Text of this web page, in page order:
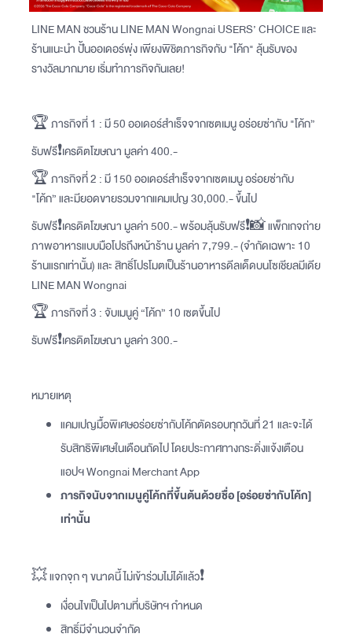
LINE MAN ชวนร้าน LINE MAN Wongnai USERS’ CHOICE และ
ร้านแนะนำ ปั้นออเดอร์พุ่ง เพียงพิชิตภารกิจกับ "โค้ก" ลุ้นรับของ
รางวัลมากมาย เริ่มทำภารกิจกันเลย!
🏆 ภารกิจที่ 1 : มี 50 ออเดอร์สำเร็จจากเซตเมนู อร่อยซ่ากับ "โค้ก”
รับฟรี❗️เครดิตโฆษณา มูลค่า 400.-
🏆 ภารกิจที่ 2 : มี 150 ออเดอร์สำเร็จจากเซตเมนู อร่อยซ่ากับ
"โค้ก” และมียอดขายรวมจากแคมเปญ 30,000.- ขึ้นไป
รับฟรี❗️เครดิตโฆษณา มูลค่า 500.- พร้อมลุ้นรับฟรี❗📸 แพ็กเกจถ่าย
ภาพอาหารแบบมือโปรถึงหน้าร้าน มูลค่า 7,799.- (จำกัดเฉพาะ 10
ร้านแรกเท่านั้น) และ สิทธิ์โปรโมตเป็นร้านอาหารดีลเด็ดบนโซเชียลมีเดีย
LINE MAN Wongnai
🏆 ภารกิจที่ 3 : จับเมนูคู่ “โค้ก” 10 เซตขึ้นไป
รับฟรี❗️เครดิตโฆษณา มูลค่า 300.-
‍หมายเหตุ
แคมเปญมื้อพิเศษอร่อยซ่ากับโค้กตัดรอบทุกวันที่ 21 และจะได้
รับสิทธิพิเศษในเดือนถัดไป โดยประกาศทางกระดิ่งแจ้งเตือน
แอปฯ Wongnai Merchant App
ภารกิจนับจากเมนูคู่โค้กที่ขึ้นต้นด้วยชื่อ [อร่อยซ่ากับโค้ก]
เท่านั้น
💥 แจกจุก ๆ ขนาดนี้ ไม่เข้าร่วมไม่ได้แล้ว❗️
เงื่อนไขเป็นไปตามที่บริษัทฯ​ กำหนด
สิทธิ์มีจำนวนจำกัด